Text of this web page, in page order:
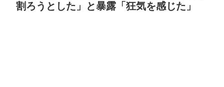
割ろうとした」と暴露「狂気を感じた」